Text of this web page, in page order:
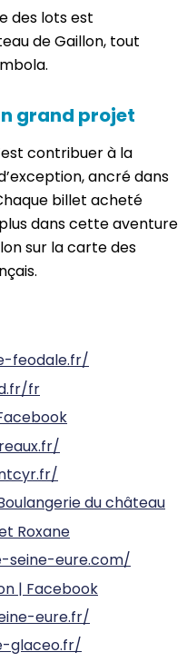
des lots est
de Gaillon, tout
grand projet
contribuer à la
ancré dans
billet acheté
dans cette aventure
sur la carte des
feodale.fr/
fr
du château
Roxane
seine-eure.com/
| Facebook
eure.fr/
glaceo.fr/